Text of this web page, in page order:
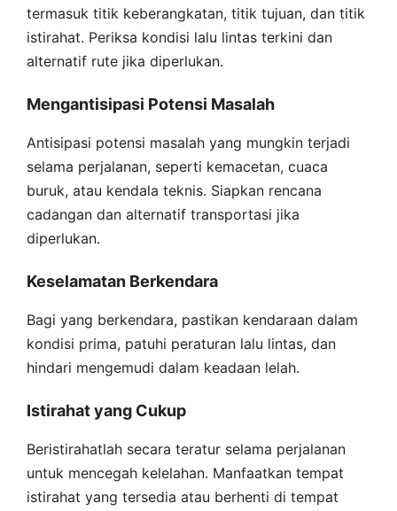
termasuk titik keberangkatan, titik tujuan, dan titik
istirahat. Periksa kondisi lalu lintas terkini dan
alternatif rute jika diperlukan.
Mengantisipasi Potensi Masalah
Antisipasi potensi masalah yang mungkin terjadi
selama perjalanan, seperti kemacetan, cuaca
buruk, atau kendala teknis. Siapkan rencana
cadangan dan alternatif transportasi jika
diperlukan.
Keselamatan Berkendara
Bagi yang berkendara, pastikan kendaraan dalam
kondisi prima, patuhi peraturan lalu lintas, dan
hindari mengemudi dalam keadaan lelah.
Istirahat yang Cukup
Beristirahatlah secara teratur selama perjalanan
untuk mencegah kelelahan. Manfaatkan tempat
istirahat yang tersedia atau berhenti di tempat